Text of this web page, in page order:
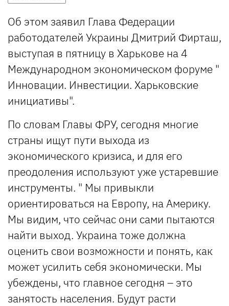
Об этом заявил Глава Федерации
работодателей Украины Дмитрий Фирташ,
выступая в пятницу в Харькове на 4
Международном экономическом форуме "
Инновации. Инвестиции. Харьковские
инициативы".
По словам Главы ФРУ, сегодня многие
страны ищут пути выхода из
экономического кризиса, и для его
преодоления используют уже устаревшие
инструменты. " Мы привыкли
ориентироваться на Европу, на Америку.
Мы видим, что сейчас они сами пытаются
найти выход. Украина тоже должна
оценить свои возможности и понять, как
может усилить себя экономически. Мы
убеждены, что главное сегодня – это
занятость населения. Будут расти